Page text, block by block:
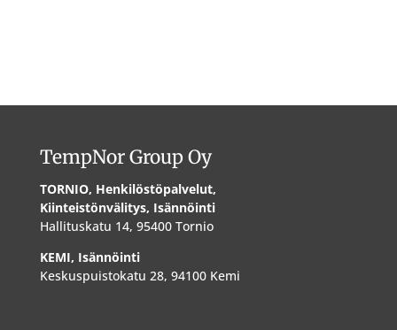
TempNor Group Oy
TORNIO, Henkilöstöpalvelut,
Kiinteistönvälitys, Isännöinti
Hallituskatu 14, 95400 Tornio
KEMI, Isännöinti
Keskuspuistokatu 28, 94100 Kemi